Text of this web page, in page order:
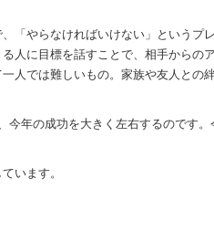
「やらなければいけない」というプ
人に目標を話すことで、相手からの
人では難しいもの。家族や友人との
年の成功を大きく左右するのです。
います。